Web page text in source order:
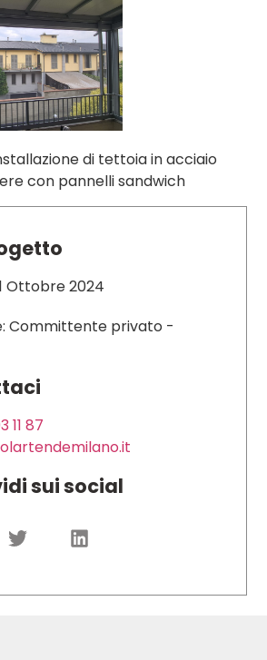
di tettoia in acciaio
con pannelli sandwich
Ottobre 2024
Committente privato -
11 87
sui social